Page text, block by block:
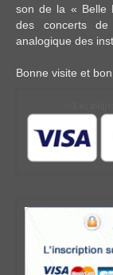
son de la « Belle
des concerts
analogique des
Bonne visite et